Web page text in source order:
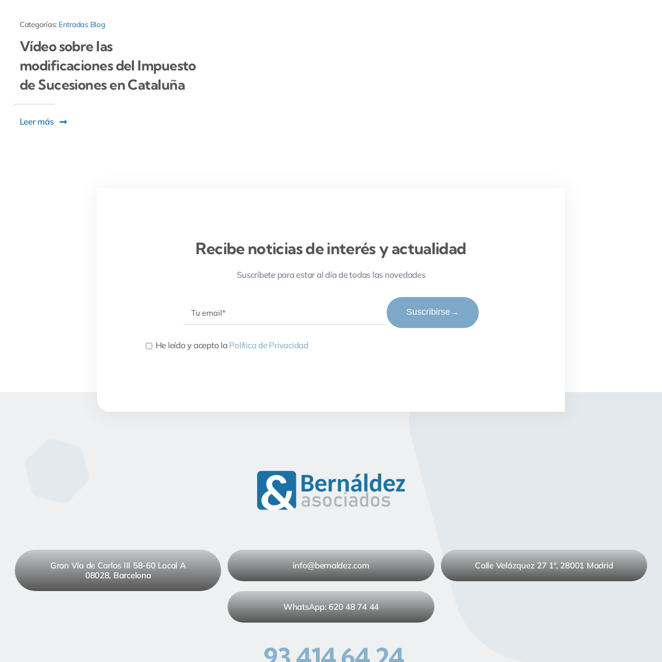
Categorías: Entradas Blog
Vídeo sobre las
modificaciones del Impuesto
de Sucesiones en Cataluña
Leer más
Recibe noticias de interés y actualidad
Suscríbete para estar al día de todas las novedades
Suscribirse→
He leído y acepto la Política de Privacidad
Gran Vía de Carlos III 58-60 Local A
08028, Barcelona
info@bernaldez.com
WhatsApp: 620 48 74 44
Calle Velázquez 27 1º, 28001 Madrid